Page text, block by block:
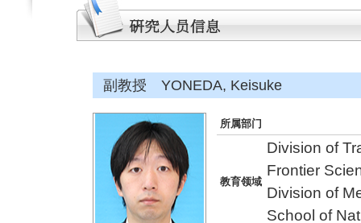
副教授 YONEDA, Keisuke
所属部门
教育领域
Division of
Frontier
Division of
School of